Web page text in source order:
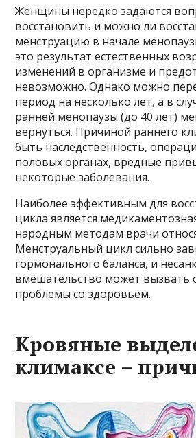
Женщины нередко задаются
восстановить и можно ли
менструацию в начале
это результат естественных
изменений в организме и
невозможно. Однако можно
период на несколько лет, а в
ранней менопаузы (до 40 лет)
вернуться. Причиной раннего
быть наследственность,
половых органах, вредные
некоторые заболевания.
Наиболее эффективным для
цикла является
народным методам врачи
Менструальный цикл сильно
гормонального баланса, и
вмешательство может вызвать
проблемы со здоровьем.
Кровяные
климаксе –